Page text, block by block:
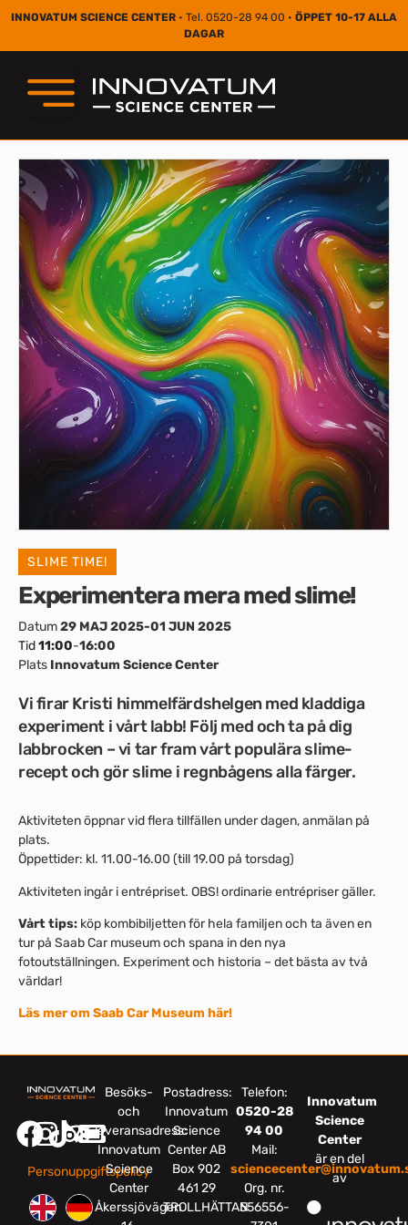
INNOVATUM SCIENCE CENTER • Tel. 0520-28 94 00 • ÖPPET 10-17 ALLA
DAGAR
SLIME TIME!
Experimentera mera med slime!
Datum29 MAJ 2025-01 JUN 2025
Tid11:00-16:00
Plats Innovatum Science Center
Vi firar Kristi himmelfärdshelgen med kladdiga
experiment i vårt labb! Följ med och ta på dig
labbrocken – vi tar fram vårt populära slime-
recept och gör slime i regnbågens alla färger.
Aktiviteten öppnar vid flera tillfällen under dagen, anmälan på
plats.
Öppettider: kl. 11.00-16.00 (till 19.00 på torsdag)
Aktiviteten ingår i entrépriset. OBS! ordinarie entrépriser gäller.
Vårt tips: köp kombibiljetten för hela familjen och ta även en
tur på Saab Car museum och spana in den nya
fotoutställningen. Experiment och historia – det bästa av två
världar!
Läs mer om Saab Car Museum här!
Personuppgiftspolicy
Besöks-
och
leveransadress:
Innovatum
Science
Center
Åkerssjövägen
Postadress:
Innovatum
Science
Center AB
Box 902
461 29
TROLLHÄTTAN
Telefon:
0520-28
94 00
Mail:
Org. nr.
556556-
Innovatum
Science
Center
är en del
av